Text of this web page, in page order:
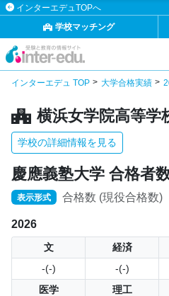
インターエデュTOPへ
学校マッチング
インターエデュ TOP 大学合格実績
横浜女学院高等学
学校の詳細情報を見る
慶應義塾大学 合格者
表示形式 合格数 (現役合格数)
2026
文 経済
-(-)
-(-)
医学
理工